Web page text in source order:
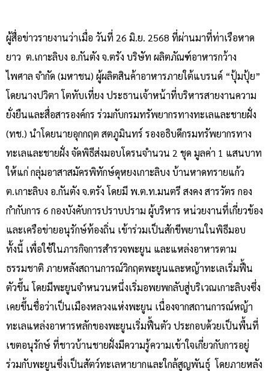
ผู้สื่อข่าวรายงานว่าเมื่อ วันที่ 26 มิ.ย. 2568 ที่ผ่านมาที่ท่าเรือหาด
ยาว ต.เกาะลิบง อ.กันตัง จ.ตรัง บริษัท ผลิตภัณฑ์อาหารกว้าง
ไพศาล จำกัด (มหาชน) ผู้ผลิตสินค้าอาหารภายใต้แบรนด์ “ปุ้มปุ้ย”
โดยนางปวิตา โตทับเที่ยง ประธานเจ้าหน้าที่บริหารสายงานความ
ยั่งยืนและสื่อสารองค์กร ร่วมกับกรมทรัพยากรทางทะเลและชายฝั่ง
(ทช.) นำโดยนายอุกกฤต สตภูมินทร์ รองอธิบดีกรมทรัพยากรทาง
ทะเลและชายฝั่ง จัดพิธีส่งมอบโดรนจำนวน 2 ชุด มูลค่า 1 แสนบาท
ให้แก่ กลุ่มอาสาสมัครพิทักษ์ดุหยงเกาะลิบง บ้านหาดทรายแก้ว
ต.เกาะลิบง อ.กันตัง จ.ตรัง โดยมี พ.ต.ท.มนตรี สงคง สารวัตร กอง
กำกับการ 6 กองบังคับการปราบปราม ผู้บริหาร หน่วยงานที่เกี่ยวข้อง
และเครือข่ายอนุรักษ์ท้องถิ่น เข้าร่วมเป็นสักขีพยานในพิธีมอบ
ทั้งนี้ เพื่อใช้ในภารกิจการสำรวจพะยูน และแหล่งอาหารตาม
ธรรมชาติ ภายหลังสถานการณ์วิกฤตพะยูนและหญ้าทะเลเริ่มฟื้น
ตัวขึ้น โดยมีพะยูนจำหนวนหนึ่งเริ่มอพยพกลับสู่บริเวณเกาะลิบงซึ่ง
เคยขึ้นชื่อว่าเป็นเมืองหลวงแห่งพะยูน เนื่องจากสถานการณ์หญ้า
ทะเลแหล่งอาหารหลักของพะยูนเริ่มฟื้นตัว ประกอบด้วยเป็นพื้นที่
เขตอนุรักษ์ ที่ชาวบ้านชายฝั่งมีความรู้ความเข้าใจเกี่ยวกับการอยู่
ร่วมกับพะยูนซึ่งเป็นสัตว์ทะเลหายากและใกล้สูญพันธุ์ โดยภายหลัง